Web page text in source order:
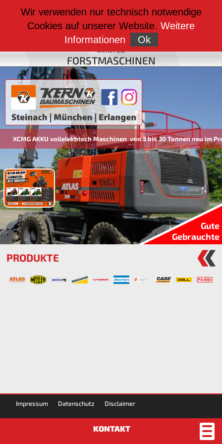
XCMG AKKU vollelektrisch Maschinen von 3 bis 30 Tonnen neu im
BAUMASCHINEN
weiter zu:
FAHRZEUGBAU
weiter zu:
FORSTMASCHINEN
Gute
Gebrauchte
PRODUKTE
Impressum Datenschutz Disclaimer
Wir verwenden nur technisch notwendige
Cookies auf unserer Website. Weitere
Informationen
Ok